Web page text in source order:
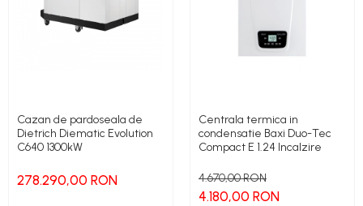
Cazan de pardoseala de
Dietrich Diematic Evolution
C640 1300kW
278.290,00 RON
Centrala termica in
condensatie Baxi Duo-Tec
Compact E 1.24 Incalzire
4.670,00 RON
4.180,00 RON